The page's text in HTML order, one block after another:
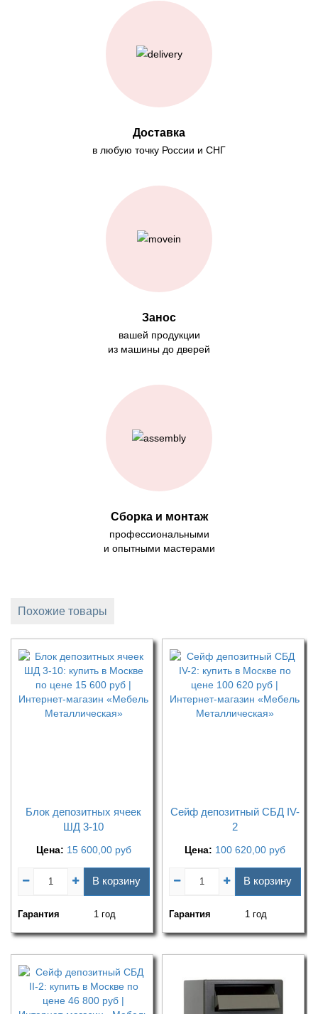
Доставка
в любую точку России и СНГ
Занос
вашей продукции
из машины до дверей
Сборка и монтаж
профессиональными
и опытными мастерами
Похожие товары
Блок депозитных ячеек
ШД 3-10
Цена: 15 600,00 руб
В корзину
Гарантия 1 год
Сейф депозитный СБД IV-
2
Цена: 100 620,00 руб
В корзину
Гарантия 1 год